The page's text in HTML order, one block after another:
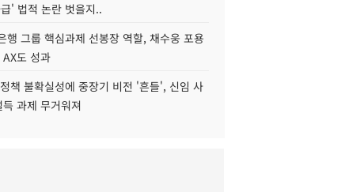
' 법적 논란 벗을지..
행 그룹 핵심과제 선봉장 역할, 채수웅 포용
도 성과
책 불확실성에 중장기 비전 '흔들', 신임 사
과제 무거워져